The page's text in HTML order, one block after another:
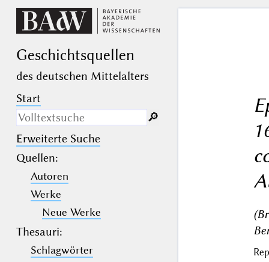
Geschichts­quellen
des deutschen Mittelalters
Start
Nur in Beschreibungs­texten
suchen
(der Unterstrich) ist Platzhalter für
genau ein Zeichen.
(das Prozentzeichen) ist Platzhalter
für kein, ein oder mehr als ein
Zeichen.
🔎︎
Erweiterte Suche
Quellen:
Autoren
Werke
Neue Werke
Thesauri:
Schlagwörter